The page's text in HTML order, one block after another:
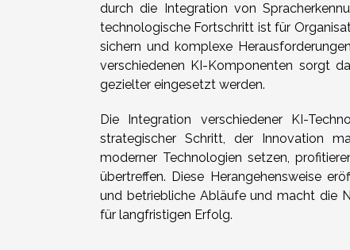
durch die Integration von
technologische Fortschritt ist für
sichern und komplexe
verschiedenen KI-Komponenten sorgt
gezielter eingesetzt werden.
Die Integration verschiedener KI-
strategischer Schritt, der Innovation
moderner Technologien setzen,
übertreffen. Diese Herangehensweise
und betriebliche Abläufe und macht die
für langfristigen Erfolg.